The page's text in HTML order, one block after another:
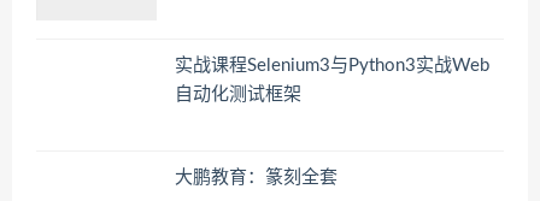
实战课程Selenium3与Python3实战Web
自动化测试框架
大鹏教育：篆刻全套